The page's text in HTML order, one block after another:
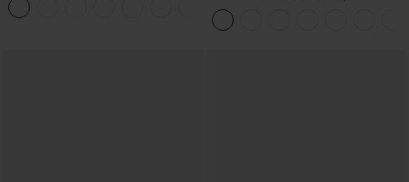
Kordelzug und Taschen
figurformende Arbeitshose, die die Taille
schmaler wirken lässt, mit Taschen,
weitem Bein und Mikro-Waffelstruktur